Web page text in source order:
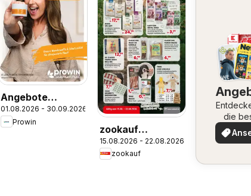
Angebote
ProWIN
August/September
01.08.2026 - 30.09.2026
Prowin
zookauf
Prospekt
15.08.2026 - 22.08.2026
zookauf
die